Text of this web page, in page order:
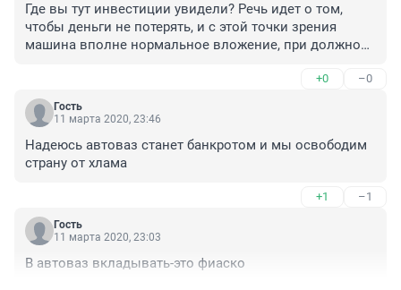
Где вы тут инвестиции увидели? Речь идет о том,
чтобы деньги не потерять, и с этой точки зрения
машина вполне нормальное вложение, при должном
+0 –0
Гость
11 марта 2020, 23:46
Надеюсь автоваз станет банкротом и мы освободим
страну от хлама
+1 –1
Гость
11 марта 2020, 23:03
В автоваз вкладывать-это фиаско